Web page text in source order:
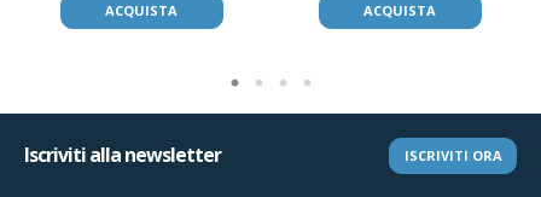
ACQUISTA ACQUISTA
Iscriviti alla newsletter ISCRIVITI ORA